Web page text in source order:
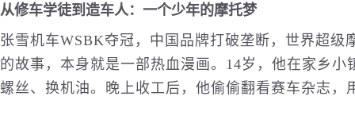
从修车学徒到造车人：一个少年的摩托梦
张雪机车WSBK夺冠，中国品牌打破垄断，世界超级
的故事，本身就是一部热血漫画。14岁，他在家乡
螺丝、换机油。晚上收工后，他偷偷翻看赛车杂志，